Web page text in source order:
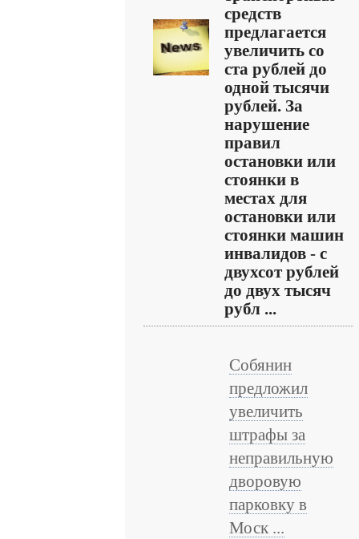
средств
предлагается
увеличить со
ста рублей до
одной тысячи
рублей. За
нарушение
правил
остановки или
стоянки в
местах для
остановки или
стоянки машин
инвалидов - с
двухсот рублей
до двух тысяч
рубл ...
Собянин
предложил
увеличить
штрафы за
неправильную
дворовую
парковку в
Моск ...